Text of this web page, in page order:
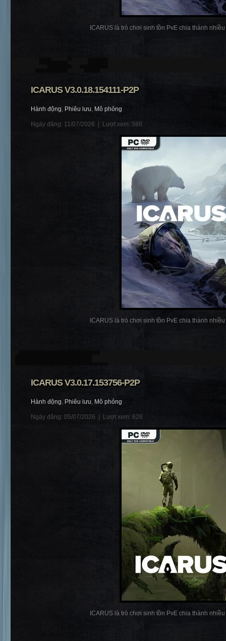
ICARUS là trò chơi sinh tồn PvE chia thành
ICARUS V3.0.18.154111-P2P
Hành động, Phiêu lưu, Mô phỏng
Ngày đăng: 11/07/2026 | Lượt xem: 588
ICARUS là trò chơi sinh tồn PvE chia thành
ICARUS V3.0.17.153756-P2P
Hành động, Phiêu lưu, Mô phỏng
Ngày đăng: 05/07/2026 | Lượt xem: 626
ICARUS là trò chơi sinh tồn PvE chia thành